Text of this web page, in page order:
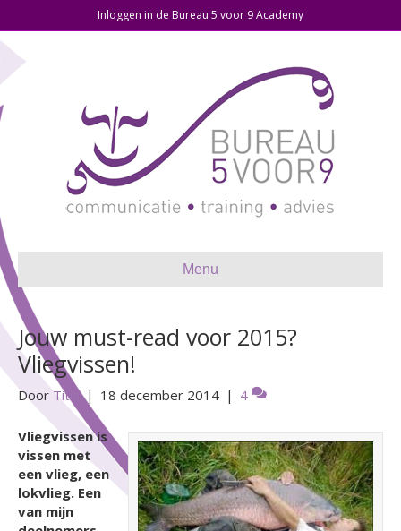
Inloggen in de Bureau 5 voor 9 Academy
Menu
Jouw must-read voor 2015?
Vliegvissen!
Door Titia| 18 december 2014 | 4
Vliegvissen is
vissen met
een vlieg, een
lokvlieg. Een
van mijn